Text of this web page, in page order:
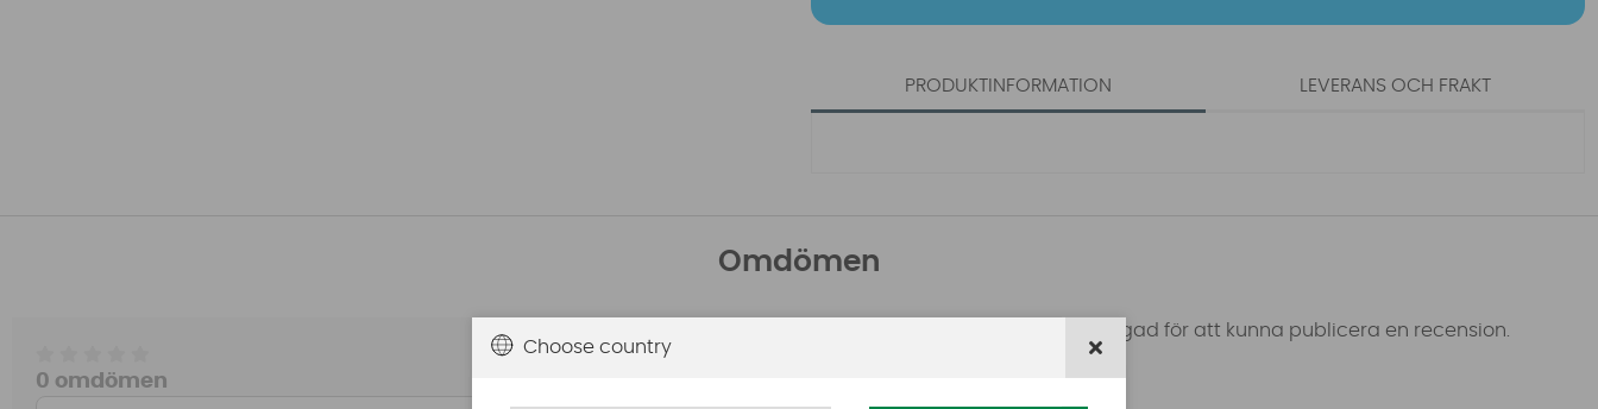
PRODUKTINFORMATION LEVERANS OCH FRAKT
Omdömen
0 omdömen
Den här produkten har inga recensioner. Du måste vara inloggad för att kunna publicera en recension.
Choose country